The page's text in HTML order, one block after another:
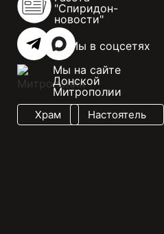
"Спиридон-
новости"
Мы в соцсетях
Мы на сайте
Донской
Митрополии
Храм Настоятель